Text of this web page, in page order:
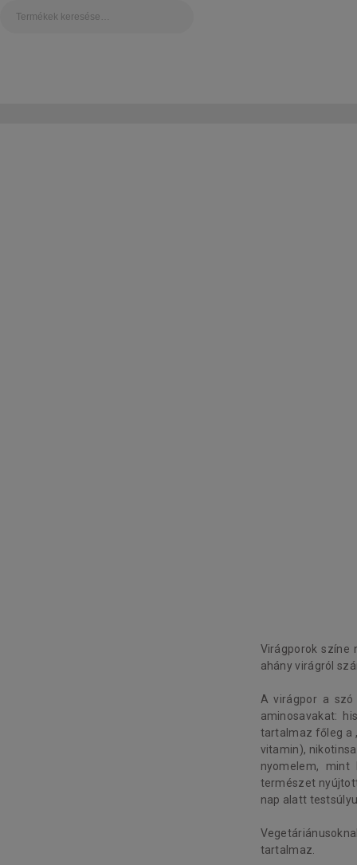
Virágporok színe
ahány virágról
A virágpor a szó
aminosavakat:
tartalmaz főleg a
vitamin),
nyomelem,
természet
nap alatt
tartalmaz.